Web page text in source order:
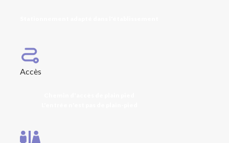
Accès